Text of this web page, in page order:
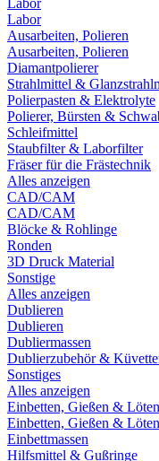
Labor
Labor
Ausarbeiten, Polieren
Ausarbeiten, Polieren
Diamantpolierer
Strahlmittel &
Polierpasten & Elektrolyte
Polierer, Bürsten &
Schleifmittel
Staubfilter & Laborfilter
Fräser für die Frästechnik
Alles anzeigen
CAD/CAM
CAD/CAM
Blöcke & Rohlinge
Ronden
3D Druck Material
Sonstige
Alles anzeigen
Dublieren
Dublieren
Dubliermassen
Dublierzubehör &
Sonstiges
Alles anzeigen
Einbetten, Gießen & Löten
Einbetten, Gießen & Löten
Einbettmassen
Hilfsmittel & Gußringe